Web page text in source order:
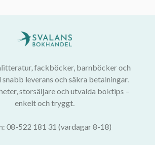
fackböcker, barnböcker och
leverans och säkra betalningar.
storsäljare och utvalda boktips –
enkelt och tryggt.
08-522 181 31 (vardagar 8-18)